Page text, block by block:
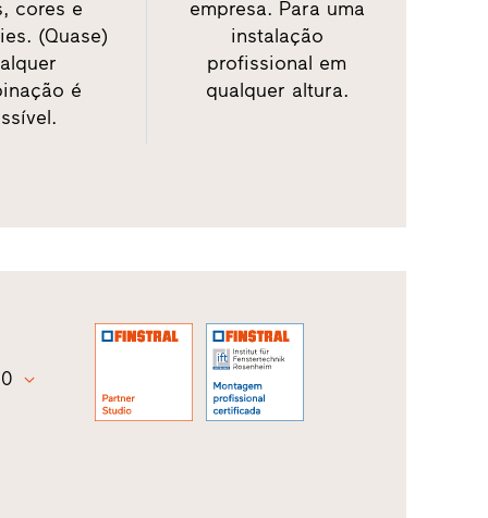
cores e
(Quase)
é
empresa. Para uma
instalação
profissional em
qualquer altura.